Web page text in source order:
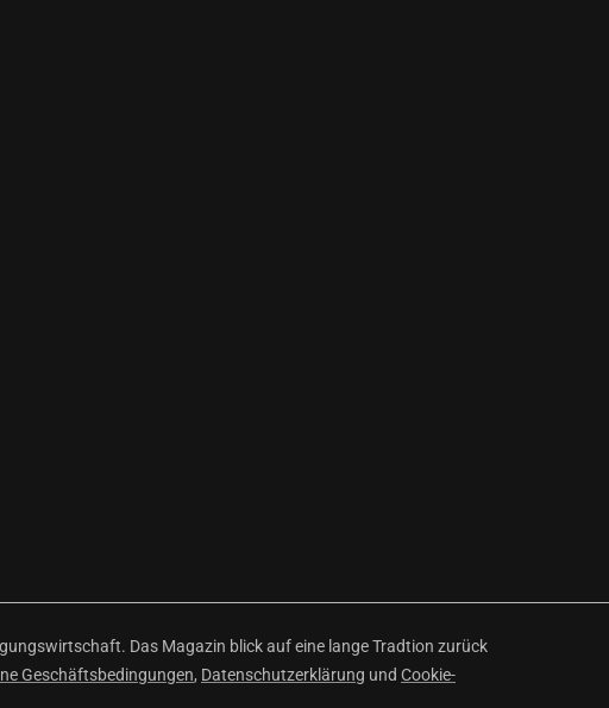
Das Magazin blick auf eine lange Tradtion zurück
Geschäftsbedingungen, Datenschutzerklärung und Cookie-